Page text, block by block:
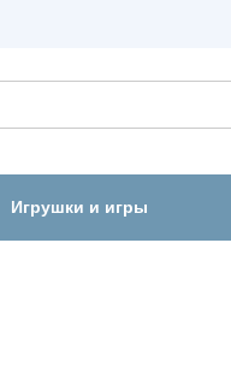
Игрушки и игры